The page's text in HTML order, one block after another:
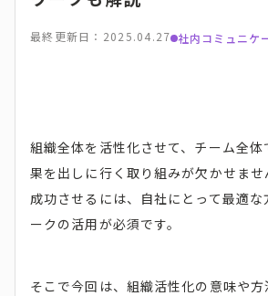
最終更新日：2025.04.27 社内コミュニケ
組織全体を活性化させて、チーム全
果を出しに行く取り組みが欠かせま
成功させるには、自社にとって最適な
ークの活用が必須です。
そこで今回は、組織活性化の意味や